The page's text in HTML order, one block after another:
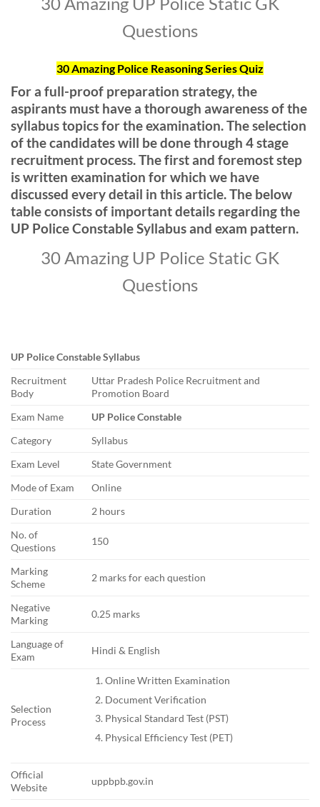
Questions
30 Amazing Police Reasoning Series Quiz
For a full-proof preparation strategy, the
aspirants must have a thorough awareness of the
syllabus topics for the examination. The selection
of the candidates will be done through 4 stage
recruitment process. The first and foremost step
is written examination for which we have
discussed every detail in this article. The below
table consists of important details regarding the
UP Police Constable Syllabus and exam pattern.
30 Amazing UP Police Static GK
Questions
UP Police Constable Syllabus
Recruitment
Body
Uttar Pradesh Police Recruitment and
Promotion Board
Exam Name
UP Police Constable
Category
Syllabus
Exam Level
State Government
Mode of Exam
Online
Duration
2 hours
No. of
Questions
150
Marking
Scheme
2 marks for each question
Negative
Marking
0.25 marks
Language of
Exam
Hindi & English
Selection
Process
Online Written Examination
Document Verification
Physical Standard Test (PST)
Physical Efficiency Test (PET)
Official
Website
uppbpb.gov.in